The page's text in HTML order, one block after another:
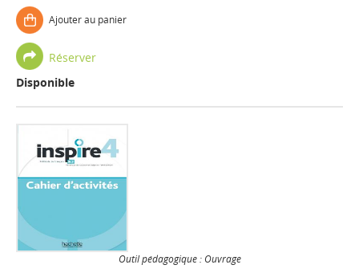
Ajouter au panier
Réserver
Disponible
Outil pédagogique : Ouvrage